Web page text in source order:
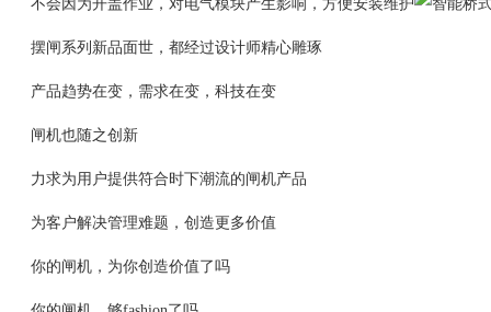
不会因为开盖作业，对电气模块产生影响，方便安装维护
摆闸系列新品面世，都经过设计师精心雕琢
产品趋势在变，需求在变，科技在变
闸机也随之创新
力求为用户提供符合时下潮流的闸机产品
为客户解决管理难题，创造更多价值
你的闸机，为你创造价值了吗